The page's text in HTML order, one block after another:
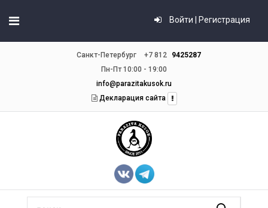
Войти | Регистрация
Санкт-Петербург +7 812
9425287
Пн-Пт 10:00 - 19:00
info@parazitakusok.ru
Декларация сайта